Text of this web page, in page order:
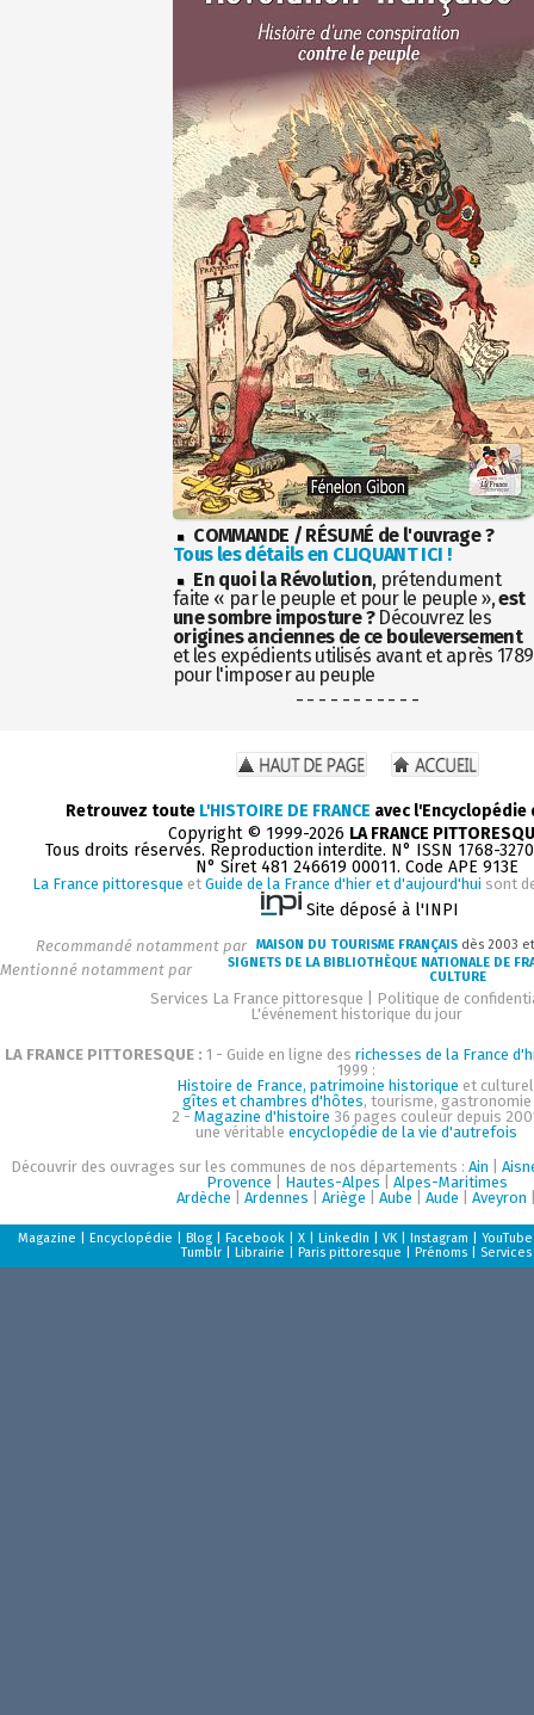
COMMANDE / RÉSUMÉ de l'ouvrage ?
Tous les détails en CLIQUANT ICI !
En quoi la Révolution, prétendument
faite « par le peuple et pour le peuple »,est
une sombre imposture ?Découvrez les
origines anciennes de ce bouleversement
et les expédients utilisés avant et après 1789
pour l'imposer au peuple
- - - - - - - - - - -
Retrouvez toute L'HISTOIRE DE FRANCE avec
Copyright © 1999-2026 LA FRANCE
Tous droits réservés. Reproduction interdite. N° ISSN 1768-
N° Siret 481 246619 00011. Code APE 913E
La France pittoresque et Guide de la France d'hier et d'aujourd'hui sont
Site déposé à l'INPI
Recommandé notamment par MAISON DU TOURISME FRANÇAIS dès 2003
Mentionné notamment par
SIGNETS DE LA BIBLIOTHÈQUE NATIONALE DE
CULTURE
Services La France pittoresque
Politique de
L'événement historique du jour
LA FRANCE PITTORESQUE : 1 - Guide en ligne des richesses de la France
1999 :
Histoire de France, patrimoine historique et
gîtes et chambres d'hôtes, tourisme, gastronomie
2 - Magazine d'histoire 36 pages couleur depuis
une véritableencyclopédie de la vie d'autrefois
Découvrir des ouvrages sur les communes de nos départements :Ain |
Provence
Hautes-Alpes
Alpes-Maritimes
Ardèche |Ardennes |Ariège |Aube |Aude |Aveyron
Magazine |Encyclopédie |Blog |Facebook |X |LinkedIn |VK |Instagram |YouTube
Tumblr |Librairie |Paris pittoresque |Prénoms Services